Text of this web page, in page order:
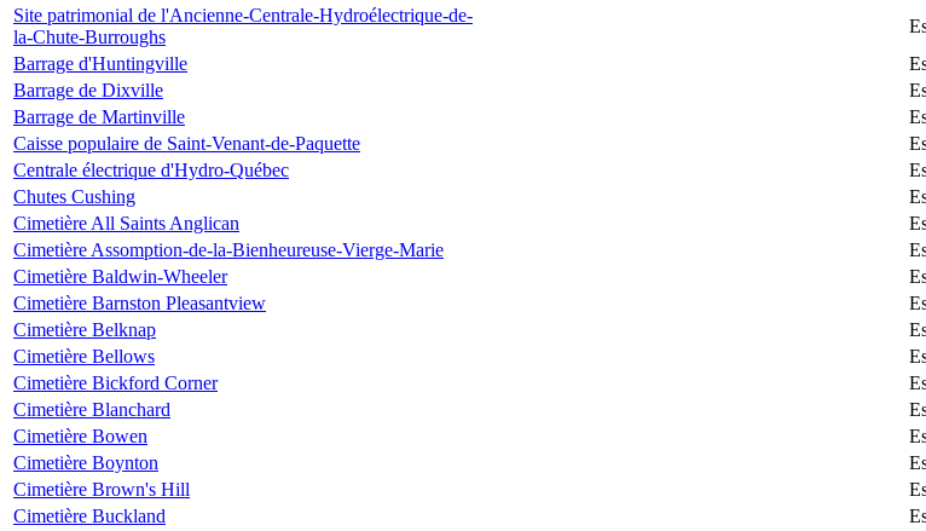
Site patrimonial de l'Ancienne-Centrale-Hydroélectrique-de-
la-Chute-Burroughs
Barrage d'Huntingville
Barrage de Dixville
Barrage de Martinville
Caisse populaire de Saint-Venant-de-Paquette
Centrale électrique d'Hydro-Québec
Chutes Cushing
Cimetière All Saints Anglican
Cimetière Assomption-de-la-Bienheureuse-Vierge-Marie
Cimetière Baldwin-Wheeler
Cimetière Barnston Pleasantview
Cimetière Belknap
Cimetière Bellows
Cimetière Bickford Corner
Cimetière Blanchard
Cimetière Bowen
Cimetière Boynton
Cimetière Brown's Hill
Cimetière Buckland